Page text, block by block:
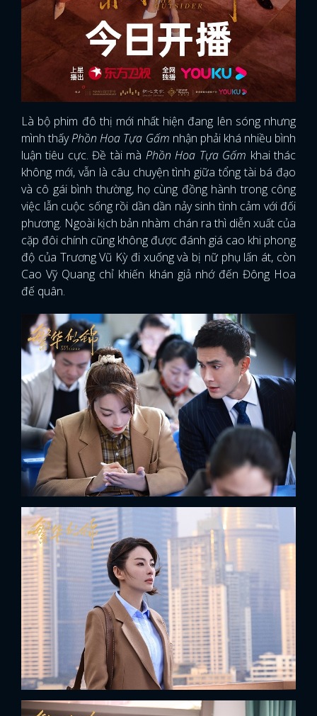
Là bộ phim đô thị mới nhất hiện đang lên sóng nhưng
mình thấyPhồn Hoa Tựa Gấm nhận phải khá nhiều bình
luận tiêu cực. Đề tài mà Phồn Hoa Tựa Gấm khai thác
không mới, vẫn là câu chuyện tình giữa tổng tài bá đạo
và cô gái bình thường, họ cùng đồng hành trong công
việc lẫn cuộc sống rồi dần dần nảy sinh tình cảm với đối
phương. Ngoài kịch bản nhàm chán ra thì diễn xuất của
cặp đôi chính cũng không được đánh giá cao khi phong
độ của Trương Vũ Kỳ đi xuống và bị nữ phụ lấn át, còn
Cao Vỹ Quang chỉ khiến khán giả nhớ đến Đông Hoa
đế quân.